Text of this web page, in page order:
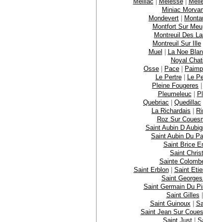
Miniac
Mondevert |
Montfort Sur Meu
Montreuil Des
Montreuil Sur Ille
Muel | La Noe
Noyal
Osse | Pace |
Le Pertre| Le
Pleine Fougeres |
Pleumeleuc |
Quebriac | Quedillac
La Richardais |
Roz Sur
Saint Aubin D
Saint Aubin Du
Saint Brice
Saint
Sainte
Saint Erblon| Saint
Saint
Saint Germain Du
Saint Gilles |
Saint Guinoux |
Saint Jean Sur
Saint Just |